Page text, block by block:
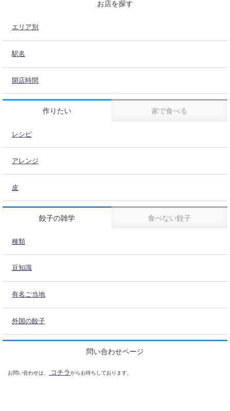
お店を探す
エリア別
駅名
開店時間
作りたい 家で食べる
レシピ
アレンジ
皮
餃子の雑学 食べない餃子
種類
豆知識
有名ご当地
外国の餃子
問い合わせページ
お問い合わせは、 コチラ からお待ちしております。